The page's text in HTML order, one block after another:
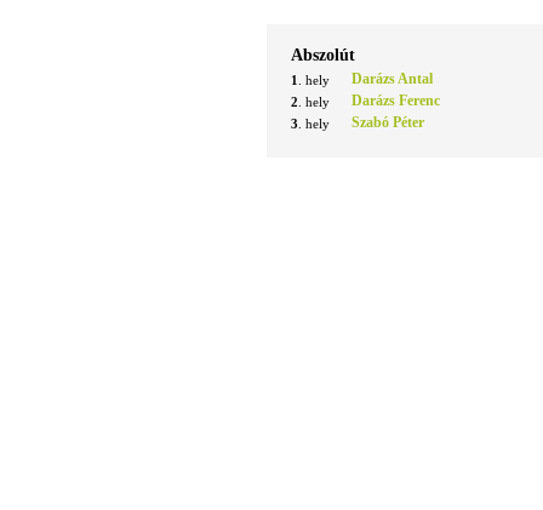
Abszolút
1 . hely Darázs Antal
2 . hely Darázs Ferenc
3 . hely Szabó Péter